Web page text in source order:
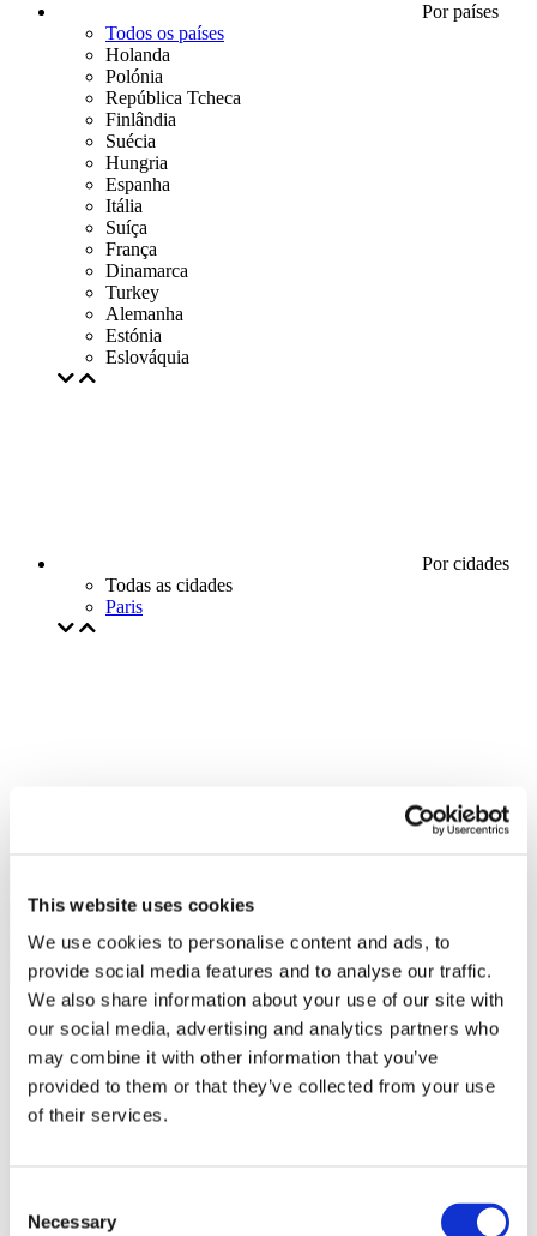
This website uses cookies
We use cookies to personalise content and ads, to
provide social media features and to analyse our traffic.
We also share information about your use of our site with
our social media, advertising and analytics partners who
may combine it with other information that you’ve
provided to them or that they’ve collected from your use
of their services.
Selection
Necessary
Por países
Todos os países
Holanda
Polónia
República Tcheca
Finlândia
Suécia
Hungria
Espanha
Itália
Suíça
França
Dinamarca
Turkey
Alemanha
Estónia
Eslováquia
Por cidades
Todas as cidades
Paris